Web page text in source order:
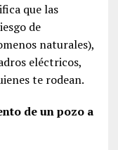
que las
de
naturales),
eléctricos,
te rodean.
de un pozo a